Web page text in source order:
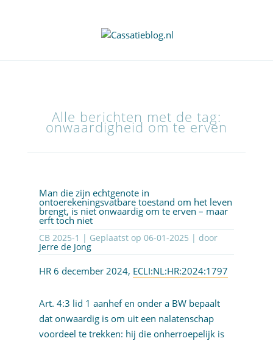
Alle berichten met de tag:
onwaardigheid om te erven
Man die zijn echtgenote in
ontoerekeningsvatbare toestand om het leven
brengt, is niet onwaardig om te erven – maar
erft toch niet
CB 2025-1 | Geplaatst op 06-01-2025 | door
Jerre de Jong
HR 6 december 2024, ECLI:NL:HR:2024:1797
Art. 4:3 lid 1 aanhef en onder a BW bepaalt
dat onwaardig is om uit een nalatenschap
voordeel te trekken: hij die onherroepelijk is